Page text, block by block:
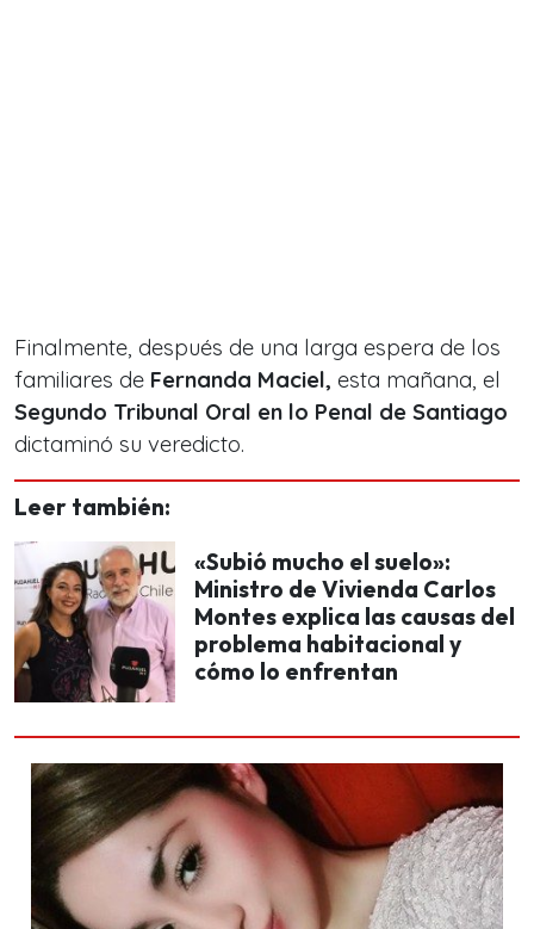
Finalmente, después de una larga espera de los
familiares de Fernanda Maciel, esta mañana, el
Segundo Tribunal Oral en lo Penal de Santiago
dictaminó su veredicto.
Leer también:
«Subió mucho el suelo»:
Ministro de Vivienda Carlos
Montes explica las causas del
problema habitacional y
cómo lo enfrentan